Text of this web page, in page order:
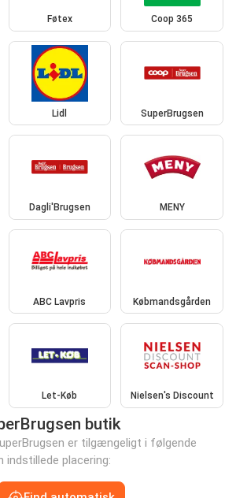
Føtex Coop 365
Lidl SuperBrugsen
Dagli'Brugsen MENY
ABC Lavpris Købmandsgården
Let-Køb Nielsen's Discount
butik
er tilgængeligt i følgende
indstillede placering: